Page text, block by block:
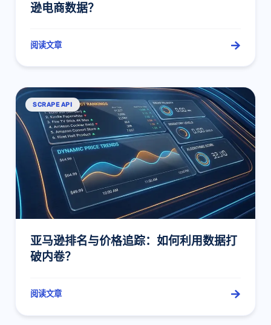
逊电商数据？
阅读文章
SCRAPE API
亚马逊排名与价格追踪：如何利用数据打
破内卷？
阅读文章